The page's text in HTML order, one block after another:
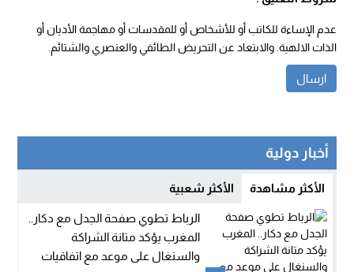
عدم الإساءة للكاتب أو للأشخاص أو للمقدسات أو مهاجمة الأديان أو
الذات الالهية. والابتعاد عن التحريض الطائفي والعنصري والشتائم.
أخبار دولية
الأكثر مشاهدة الأكثر شعبية
الرباط تطوي صفحة الجدل مع دكار..
المغرب يؤكد متانة الشراكة
والسنغال على موعد مع اتفاقيات